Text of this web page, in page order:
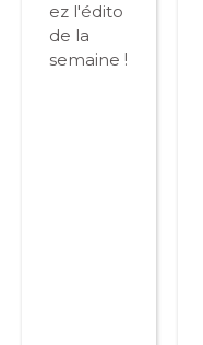
ez l'édito
de la
semaine !